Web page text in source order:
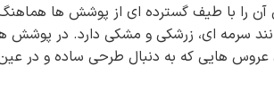
را با طیف گسترده ای از پوشش ها
سرمه ای، زرشکی و مشکی دارد. در پوشش های
عروس هایی که به دنبال طرحی ساده و